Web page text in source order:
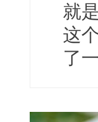
就
这
了